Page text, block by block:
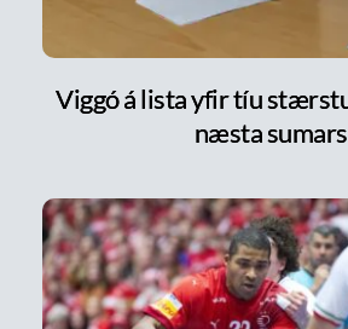
Viggó á lista yfir tíu
næsta sumars